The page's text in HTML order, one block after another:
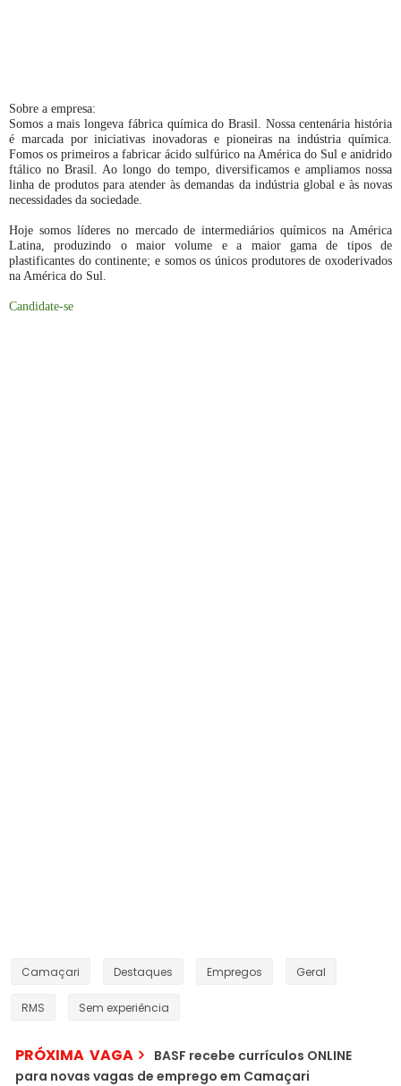
Sobre a empresa:
Somos a mais longeva fábrica química do Brasil. Nossa centenária história
é marcada por iniciativas inovadoras e pioneiras na indústria química.
Fomos os primeiros a fabricar ácido sulfúrico na América do Sul e anidrido
ftálico no Brasil. Ao longo do tempo, diversificamos e ampliamos nossa
linha de produtos para atender às demandas da indústria global e às novas
necessidades da sociedade.
Hoje somos líderes no mercado de intermediários químicos na América
Latina, produzindo o maior volume e a maior gama de tipos de
plastificantes do continente; e somos os únicos produtores de oxoderivados
na América do Sul.
Candidate-se
Camaçari Destaques Empregos Geral
RMS Sem experiência
PRÓXIMA VAGA
BASF recebe currículos ONLINE
para novas vagas de emprego em Camaçari